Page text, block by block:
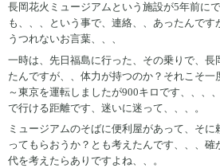
長岡花火ミュージアムという施設が5年前に
も、、、という事で、連絡、、あったんで
うつれないお言葉、、、
一時は、先日福島に行った、その乗りで、長
たんですが、、体力が持つのか？それこそ
～東京を運転しましたが900キロです、、、
で行ける距離です、迷いに迷って、、、。
ミュージアムのそばに便利屋があって、そ
ってもらおうか？とも考えたんです、、、確
代を考えたらありですよね、、。